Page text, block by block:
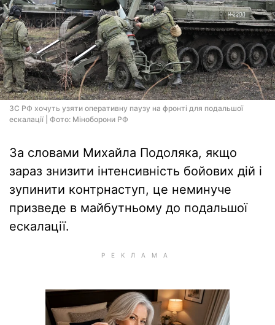
ЗС РФ хочуть узяти оперативну паузу на фронті для подальшої
ескалації | Фото: Мiноборони РФ
За словами Михайла Подоляка, якщо
зараз знизити інтенсивність бойових дій і
зупинити контрнаступ, це неминуче
призведе в майбутньому до подальшої
ескалації.